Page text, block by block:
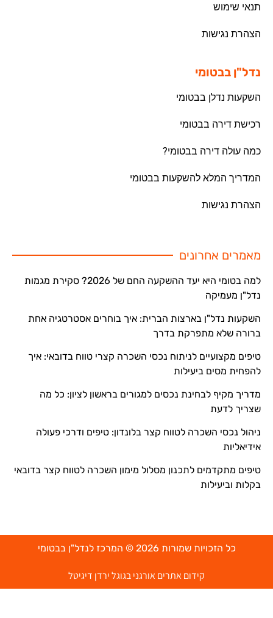
תנאי שימוש
הצהרת נגישות
נדל"ן בבטומי
השקעות נדלן בבטומי
רכישת דירה בבטומי
כמה עולה דירה בבטומי?
המדריך המלא להשקעות בבטומי
הצהרת נגישות
מאמרים אחרונים
למה בטומי היא יעד ההשקעה החם של 2026? סקירת מגמות
נדל"ן מעמיקה
השקעות נדל"ן בארצות הברית: איך בוחרים אסטרטגיה אחת
ברורה שלא מתפרקת בדרך
טיפים מקצועיים לניתוח נכסי השכרה קצרי טווח בדובאי: איך
להפחית מסים ביעילות
מדריך מקיף לבחינת נכסים למגורים בראשון לציון: כל מה
שצריך לדעת
ניהול נכסי השכרה לטווח קצר בלונדון: טיפים ודרכי פעולה
אידיאליות
טיפים מתקדמים לתכנון מסלול מימון השכרה לטווח קצר בדובאי
בקלות וביעילות
כל הזכויות שמורות 2026 © המרכז לנדל"ן בבטומי
קידום אתרים אורגני בגוגל ירדן דיגיטל